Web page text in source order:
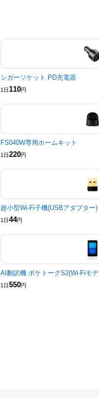
シガーソケット PD充電器
1日 110円
FS040W専用ホームキット
1日220円
超小型Wi-Fi子機(USBアダプター)
1日44円
AI翻訳機 ポケトークS2(Wi-Fiモ
1日550円